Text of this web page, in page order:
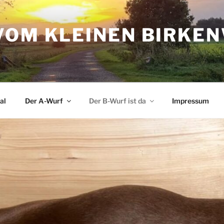
KLEINEN
Der A-Wurf Der B-Wurf ist da Impressum